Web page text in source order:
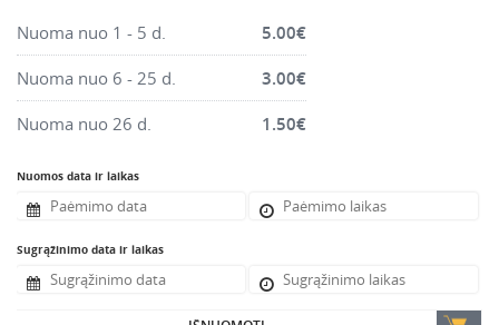
Suvirinimo įranga
Vandens ir purvo siurbliai
Valymo įranga
Viniakaliai, kabiakalės, šaudykliai
Nuoma nuo 1 - 5 d. 5.00€
Nuoma nuo 6 - 25 d. 3.00€
Nuoma nuo 26 d. 1.50€
Nuomos data ir laikas
Sugrąžinimo data ir laikas